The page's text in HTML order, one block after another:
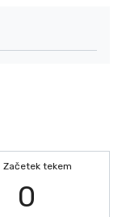
Začetek tekem
0